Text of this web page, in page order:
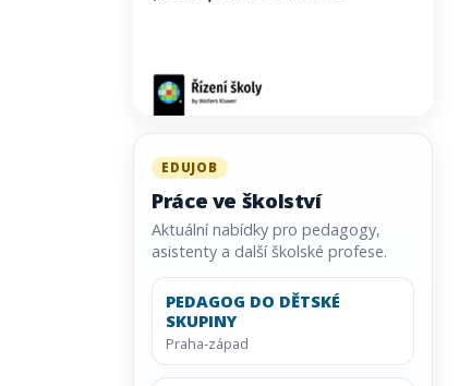
EDUJOB
Práce ve školství
Aktuální nabídky pro pedagogy,
asistenty a další školské profese.
PEDAGOG DO DĚTSKÉ
SKUPINY
Praha-západ